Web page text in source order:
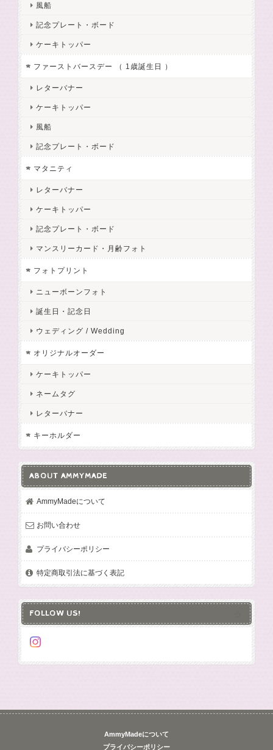
風船
記念プレート・ボード
ケーキトッパー
ファーストバースデー （ 1歳誕生日 ）
レターバナー
ケーキトッパー
風船
記念プレート・ボード
マタニティ
レターバナー
ケーキトッパー
記念プレート・ボード
マンスリーカード・月齢フォト
フォトプリント
ニューボーンフォト
誕生日・記念日
ウェディング / Wedding
オリジナルオーダー
ケーキトッパー
ネームタグ
レターバナー
キーホルダー
ABOUT AMMYMADE
AmmyMadeについて
お問い合わせ
プライバシーポリシー
特定商取引法に基づく表記
FOLLOW US!
AmmyMadeについて
プライバシーポリシー